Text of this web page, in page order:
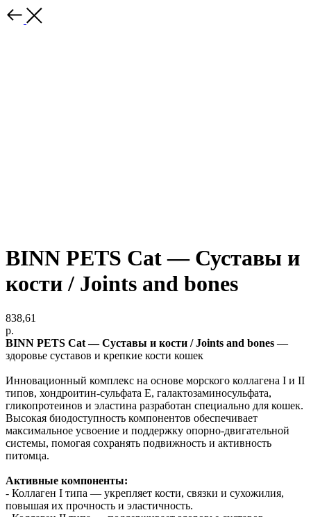
BINN PETS Cat — Суставы и
кости / Joints and bones
838,61
р.
BINN PETS Cat — Суставы и кости / Joints and bones —
здоровье суставов и крепкие кости кошек
Инновационный комплекс на основе морского коллагена I и II
типов, хондроитин-сульфата Е, галактозаминосульфата,
гликопротеинов и эластина разработан специально для кошек.
Высокая биодоступность компонентов обеспечивает
максимальное усвоение и поддержку опорно-двигательной
системы, помогая сохранять подвижность и активность
питомца.
Активные компоненты:
- Коллаген I типа — укрепляет кости, связки и сухожилия,
повышая их прочность и эластичность.